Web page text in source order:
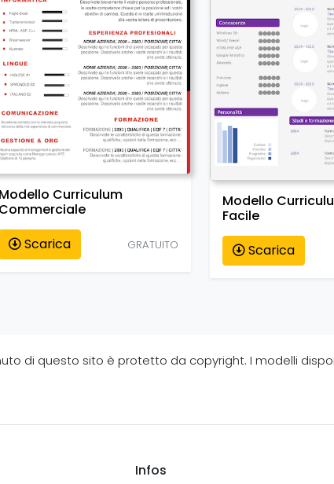
Modello Curriculum
Commerciale
Scarica
GRATUITO
Modello
Facile
Scarica
di questo sito è protetto da copyright. I modelli
Infos